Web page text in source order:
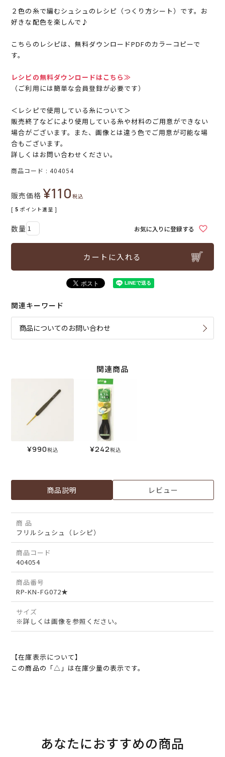
２色の糸で編むシュシュのレシピ（つくり方シート）です。お
好きな配色を楽しんで♪
こちらのレシピは、無料ダウンロードPDFのカラーコピーで
す。
レシピの無料ダウンロードはこちら≫
（ご利用には簡単な会員登録が必要です）
＜レシピで使用している糸について＞
販売終了などにより使用している糸や材料のご用意ができない
場合がございます。また、画像とは違う色でご用意が可能な場
合もございます。
詳しくはお問い合わせください。
商品コード 404054
販売価格 ¥110税込
[ 5 ポイント進呈 ]
お気に入りに登録する
カートに入れる
関連キーワード
商品についてのお問い合わせ
関連商品
¥990税込 ¥242税込
商品説明 レビュー
商 品
フリルシュシュ（レシピ）
商品コード
404054
商品番号
RP-KN-FG072★
サイズ
※詳しくは画像を参照ください。
【在庫表示について】
この商品の「△」は在庫少量の表示です。
あなたにおすすめの商品